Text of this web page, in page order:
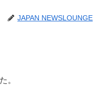
JAPAN NEWSLOUNGE
。